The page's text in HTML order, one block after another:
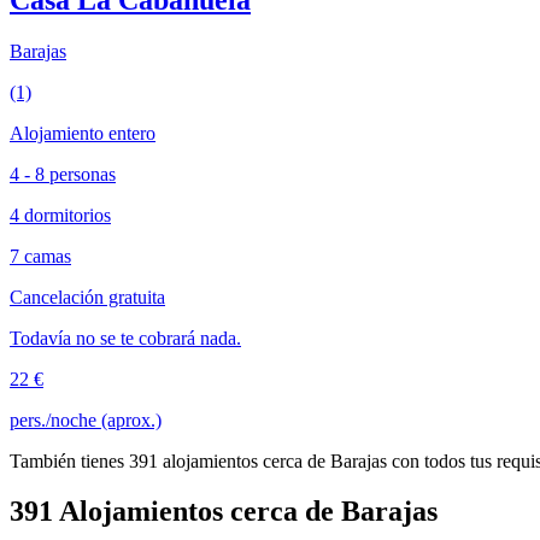
Barajas
(1)
Alojamiento entero
4 - 8 personas
4 dormitorios
7 camas
Cancelación gratuita
Todavía no se te cobrará nada.
22 €
pers./noche (aprox.)
También tienes 391 alojamientos cerca de Barajas con todos tus
391 Alojamientos cerca de Barajas